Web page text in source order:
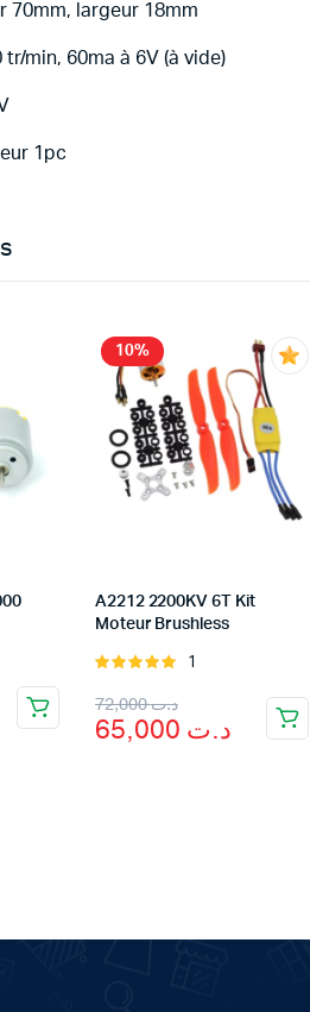
70mm, largeur 18mm
min, 60ma à 6V (à vide)
1pc
10%
A2212 2200KV 6T Kit
Moteur Brushless
Rated
5
1
د.ت72,000
Original
price
د.ت
Current
price